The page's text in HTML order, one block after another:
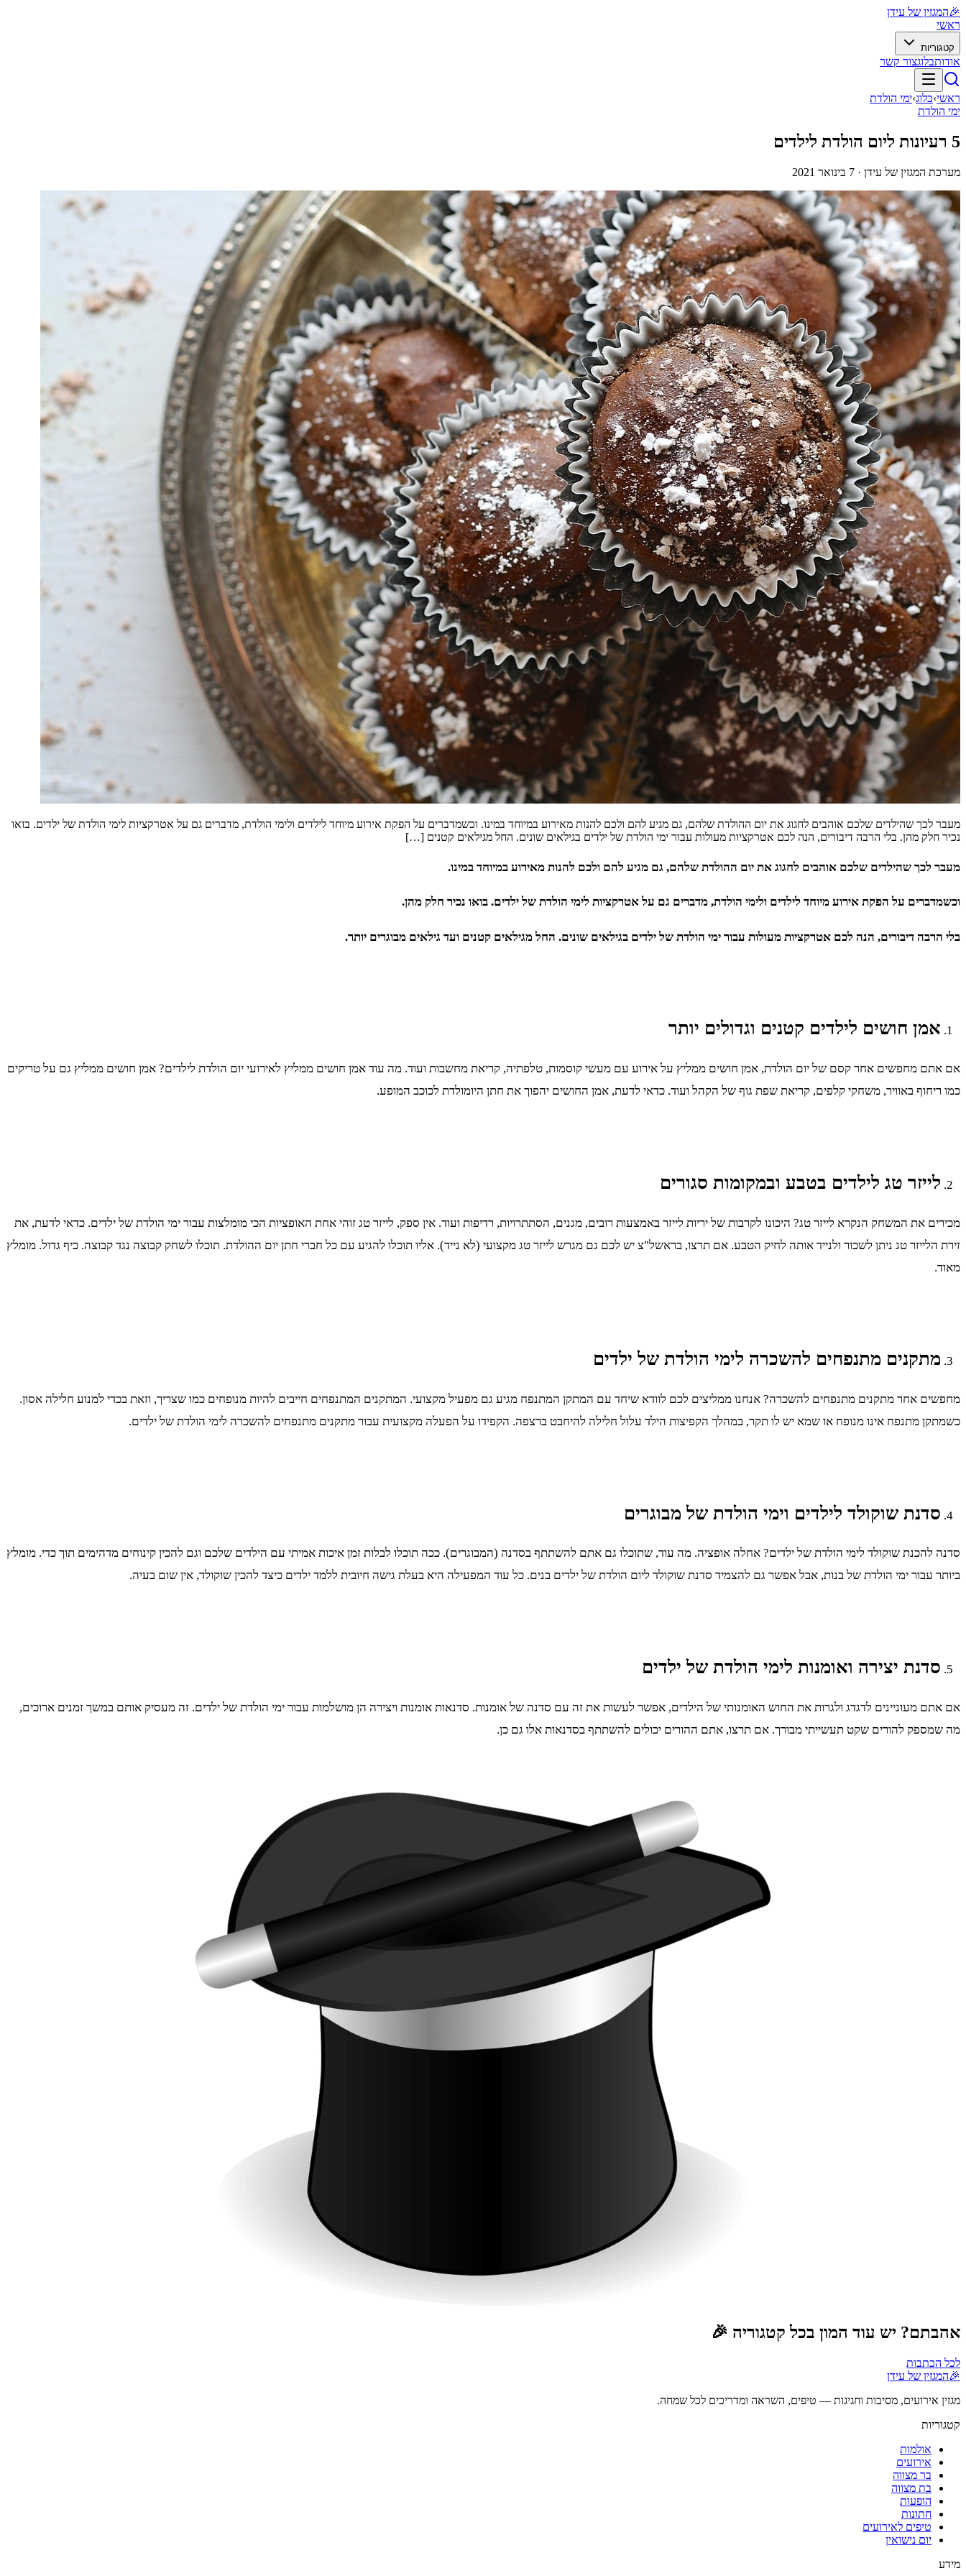
🎉המגזין של עידן
ראשי
קטגוריות
אודותבלוגצור קשר
ראשי›בלוג›ימי הולדת
ימי הולדת
5 רעיונות ליום הולדת לילדים
מערכת המגזין של עידן · 7 בינואר 2021
מעבר לכך שהילדים שלכם אוהבים לחגוג את יום ההולדת שלהם, גם מגיע להם ולכם להנות מאירוע במיוחד במינו. וכשמדברים על הפקת אירוע מיוחד לילדים ולימי הולדת, מדברים גם על אטרקציות לימי הולדת של ילדים. בואו
נכיר חלק מהן. בלי הרבה דיבורים, הנה לכם אטרקציות מעולות עבור ימי הולדת של ילדים בגילאים שונים. החל מגילאים קטנים […]
מעבר לכך שהילדים שלכם אוהבים לחגוג את יום ההולדת שלהם, גם מגיע להם ולכם להנות מאירוע במיוחד במינו.
וכשמדברים על הפקת אירוע מיוחד לילדים ולימי הולדת, מדברים גם על אטרקציות לימי הולדת של ילדים. בואו נכיר חלק מהן.
בלי הרבה דיבורים, הנה לכם אטרקציות מעולות עבור ימי הולדת של ילדים בגילאים שונים. החל מגילאים קטנים ועד גילאים מבוגרים יותר.
אמן חושים לילדים קטנים וגדולים יותר
אם אתם מחפשים אחר קסם של יום הולדת, אמן חושים ממליץ על אירוע עם מעשי קוסמות, טלפתיה, קריאת מחשבות ועוד. מה עוד אמן חושים ממליץ לאירועי יום הולדת לילדים? אמן חושים ממליץ גם על טריקים
כמו ריחוף באוויר, משחקי קלפים, קריאת שפת גוף של הקהל ועוד. כדאי לדעת, אמן החושים יהפוך את חתן היומולדת לכוכב המופע.
לייזר טג לילדים בטבע ובמקומות סגורים
מכירים את המשחק הנקרא לייזר טג? היכונו לקרבות של יריות לייזר באמצעות רובים, מגנים, הסתתרויות, רדיפות ועוד. אין ספק, לייזר טג זוהי אחת האופציות הכי מומלצות עבור ימי הולדת של ילדים. כדאי לדעת, את
זירת הלייזר טג ניתן לשכור ולנייד אותה לחיק הטבע. אם תרצו, בראשל"צ יש לכם גם מגרש לייזר טג מקצועי (לא נייד). אליו תוכלו להגיע עם כל חברי חתן יום ההולדת. תוכלו לשחק קבוצה נגד קבוצה. כיף גדול. מומלץ
מאוד.
מתקנים מתנפחים להשכרה לימי הולדת של ילדים
מחפשים אחר מתקנים מתנפחים להשכרה? אנחנו ממליצים לכם לוודא שיחד עם המתקן המתנפח מגיע גם מפעיל מקצועי. המתקנים המתנפחים חייבים להיות מנופחים כמו שצריך, וזאת בכדי למנוע חלילה אסון.
כשמתקן מתנפח אינו מנופח או שמא יש לו תקר, במהלך הקפיצות הילד עלול חלילה להיחבט ברצפה. הקפידו על הפעלה מקצועית עבור מתקנים מתנפחים להשכרה לימי הולדת של ילדים.
סדנת שוקולד לילדים וימי הולדת של מבוגרים
סדנה להכנת שוקולד לימי הולדת של ילדים? אחלה אופציה. מה עוד, שתוכלו גם אתם להשתתף בסדנה (המבוגרים). ככה תוכלו לבלות זמן איכות אמיתי עם הילדים שלכם וגם להכין קינוחים מדהימים תוך כדי. מומלץ
ביותר עבור ימי הולדת של בנות, אבל אפשר גם להצמיד סדנת שוקולד ליום הולדת של ילדים בנים. כל עוד המפעילה היא בעלת גישה חיובית ללמד ילדים כיצד להכין שוקולד, אין שום בעיה.
סדנת יצירה ואומנות לימי הולדת של ילדים
אם אתם מעוניינים לדגדג ולגרות את החוש האומנותי של הילדים, אפשר לעשות את זה עם סדנה של אומנות. סדנאות אומנות ויצירה הן מושלמות עבור ימי הולדת של ילדים. זה מעסיק אותם במשך זמנים ארוכים,
מה שמספק להורים שקט תעשייתי מבורך. אם תרצו, אתם ההורים יכולים להשתתף בסדנאות אלו גם כן.
אהבתם? יש עוד המון בכל קטגוריה 🎉
לכל הכתבות
🎉המגזין של עידן
מגזין אירועים, מסיבות וחגיגות — טיפים, השראה ומדריכים לכל שמחה.
קטגוריות
אולמות
אירועים
בר מצווה
בת מצווה
הופעות
חתונות
טיפים לאירועים
יום נישואין
מידע